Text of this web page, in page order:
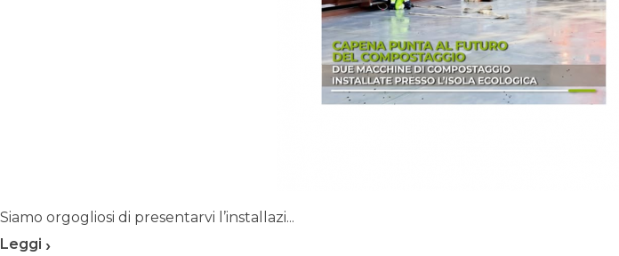
Siamo orgogliosi di presentarvi l’installazi...
Leggi ›